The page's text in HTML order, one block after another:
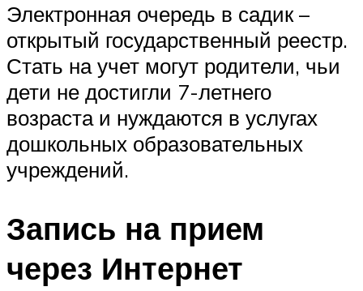
Электронная очередь в садик –
открытый государственный реестр.
Стать на учет могут родители, чьи
дети не достигли 7-летнего
возраста и нуждаются в услугах
дошкольных образовательных
учреждений.
Запись на прием
через Интернет